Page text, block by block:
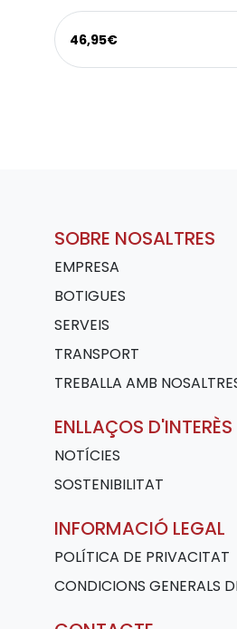
46,95€
SOBRE NOSALTRES
EMPRESA
BOTIGUES
SERVEIS
TRANSPORT
TREBALLA AMB
ENLLAÇOS D'INTERÈS
NOTÍCIES
SOSTENIBILITAT
INFORMACIÓ LEGAL
POLÍTICA DE PRIVACITAT
CONDICIONS GENERALS